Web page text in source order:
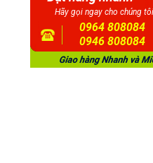
Hãy gọi ngay cho chúng tôi
0964 808084
0946 808084